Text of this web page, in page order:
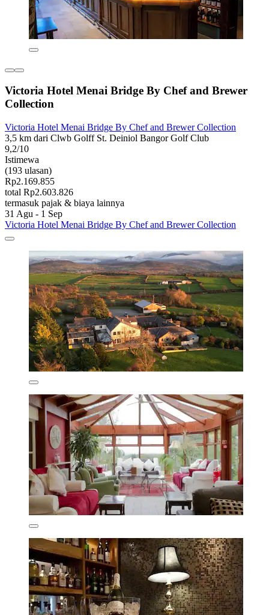
Victoria Hotel Menai Bridge By Chef and Brewer
Collection
Victoria Hotel Menai Bridge By Chef and Brewer Collection
3,5 km dari Clwb Golff St. Deiniol Bangor Golf Club
9,2/10
Istimewa
(193 ulasan)
Rp2.169.855
total Rp2.603.826
termasuk pajak & biaya lainnya
31 Agu - 1 Sep
Victoria Hotel Menai Bridge By Chef and Brewer Collection